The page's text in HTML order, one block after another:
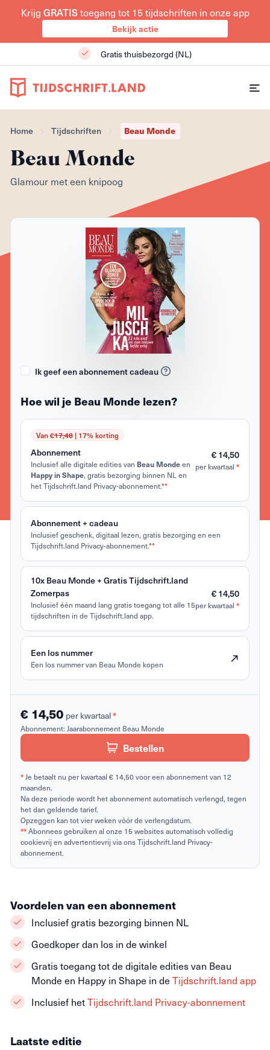
Krijg GRATIStoegang tot 15 tijdschriften in onze app
Bekijk actie
Gratis thuisbezorgd (NL)
Home Tijdschriften Beau Monde
Beau Monde
Glamour met een knipoog
Ik geef een abonnement cadeau
Hoe wil je Beau Monde lezen?
Van €17,48| 17% korting
Abonnement
Inclusief alle digitale edities van Beau Mondeen
Happy in Shape, gratis bezorging binnen NL en
het Tijdschrift.land Privacy-abonnement.**
€ 14,50
per kwartaal *
Abonnement + cadeau
Inclusief geschenk, digitaal lezen, gratis bezorging en een
Tijdschrift.land Privacy-abonnement.**
10x Beau Monde + Gratis Tijdschrift.land
Zomerpas
Inclusief één maand lang gratis toegang tot alle 15
tijdschriften in de Tijdschrift.land app.
€ 14,50
per kwartaal *
Een los nummer
Een los nummer van Beau Monde kopen
€ 14,50 per kwartaal*
Abonnement: Jaarabonnement Beau Monde
Bestellen
*Je betaalt nu per kwartaal € 14,50 voor een abonnement van 12
maanden.
Na deze periode wordt het abonnement automatisch verlengd, tegen
het dan geldende tarief.
Opzeggen kan tot vier weken vóór de verlengdatum.
**Abonnees gebruiken al onze 15 websites automatisch volledig
cookievrij en advertentievrij via ons Tijdschrift.land Privacy-
abonnement.
Laatste editie
Voordelen van een abonnement
Inclusief gratis bezorging binnen NL
Goedkoper dan los in de winkel
Gratis toegang tot de digitale edities van Beau
Monde en Happy in Shape in de Tijdschrift.land app
Inclusief hetTijdschrift.land Privacy-abonnement